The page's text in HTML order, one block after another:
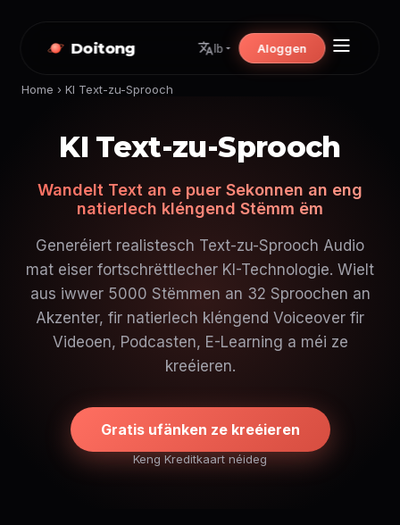
Doitong lb Aloggen
Home › KI Text-zu-Sprooch
KI Text-zu-Sprooch
Wandelt Text an e puer Sekonnen an eng
natierlech kléngend Stëmm ëm
Generéiert realistesch Text-zu-Sprooch Audio
mat eiser fortschrëttlecher KI-Technologie. Wielt
aus iwwer 5000 Stëmmen an 32 Sproochen an
Akzenter, fir natierlech kléngend Voiceover fir
Videoen, Podcasten, E-Learning a méi ze
kreéieren.
Gratis ufänken ze kreéieren
Keng Kreditkaart néideg